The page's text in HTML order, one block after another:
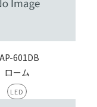
601DB
ローム
LED